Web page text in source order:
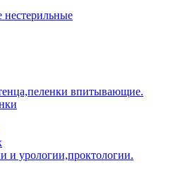
впитывающие.
и урологии,проктологии.